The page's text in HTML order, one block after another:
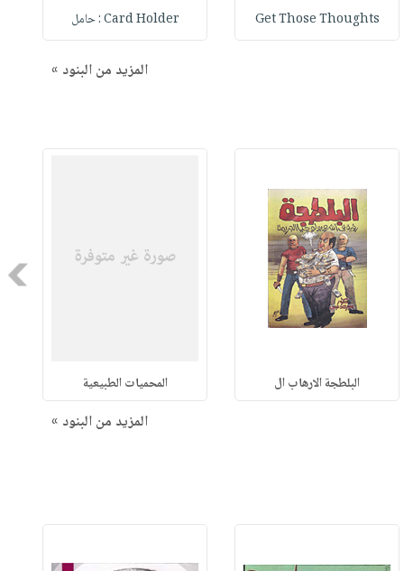
Get Those Thoughts Card Holder : حامل
المزيد من البنود »
البلطجة الارهاب ال المحميات الطبيعية
المزيد من البنود »